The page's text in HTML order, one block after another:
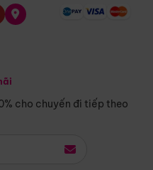
cho chuyến đi tiếp theo